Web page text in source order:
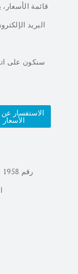
قائمة
البريد
سنكون على
الاستفسار عن
الأسعار